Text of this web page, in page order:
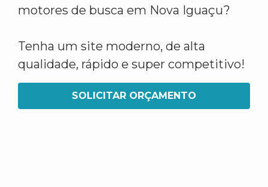
motores de busca em Nova Iguaçu?
Tenha um site moderno, de alta
qualidade, rápido e super competitivo!
SOLICITAR ORÇAMENTO